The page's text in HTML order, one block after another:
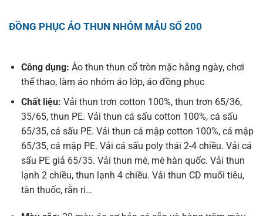
ĐỒNG PHỤC ÁO THUN NHÓM MẪU SỐ 200
Công dụng: Áo thun thun cổ tròn mặc hằng ngày, chơi
thể thao, làm áo nhóm áo lớp, áo đồng phục
Chất liệu: Vải thun trơn cotton 100%, thun trơn 65/36,
35/65, thun PE. Vải thun cá sấu cotton 100%, cá sấu
65/35, cá sấu PE. Vải thun cá mập cotton 100%, cá mập
65/35, cá mập PE. Vải cá sấu poly thái 2-4 chiều. Vải cá
sấu PE giả 65/35. Vải thun mè, mè hàn quốc. Vải thun
lạnh 2 chiều, thun lạnh 4 chiều. Vải thun CD muối tiêu,
tàn thuốc, rằn ri…